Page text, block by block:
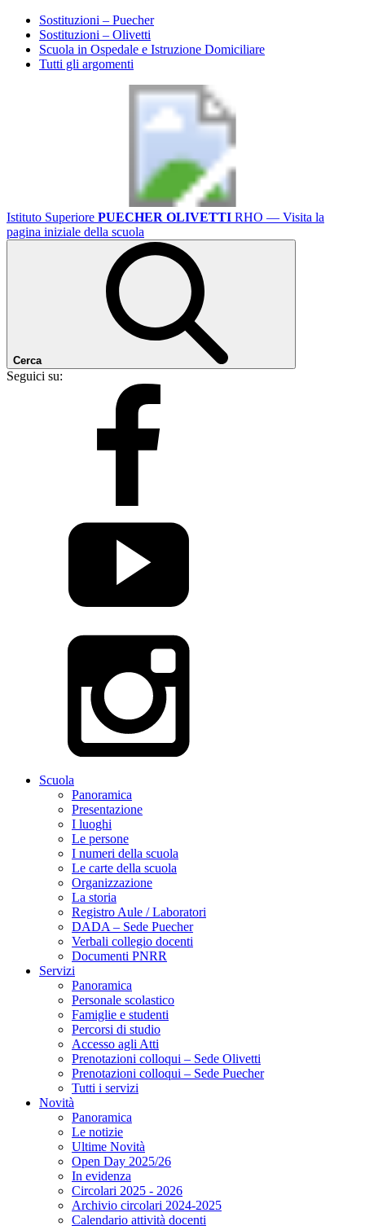
Sostituzioni – Puecher
Sostituzioni – Olivetti
Scuola in Ospedale e Istruzione Domiciliare
Tutti gli argomenti
Istituto Superiore PUECHER OLIVETTI RHO — Visita la
pagina iniziale della scuola
Cerca
Seguici su:
Scuola
Panoramica
Presentazione
I luoghi
Le persone
I numeri della scuola
Le carte della scuola
Organizzazione
La storia
Registro Aule / Laboratori
DADA – Sede Puecher
Verbali collegio docenti
Documenti PNRR
Servizi
Panoramica
Personale scolastico
Famiglie e studenti
Percorsi di studio
Accesso agli Atti
Prenotazioni colloqui – Sede Olivetti
Prenotazioni colloqui – Sede Puecher
Tutti i servizi
Novità
Panoramica
Le notizie
Ultime Novità
Open Day 2025/26
In evidenza
Circolari 2025 - 2026
Archivio circolari 2024-2025
Calendario attività docenti